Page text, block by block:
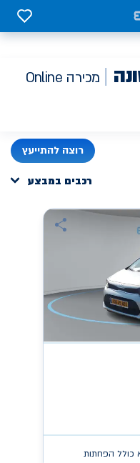
0
מכירה Online
רוצה להתייעץ
רכבים במבצע
כולל הפחתות